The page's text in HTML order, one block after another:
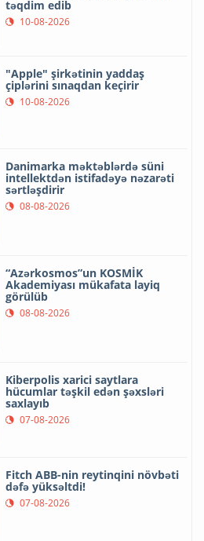
təqdim edib
10-08-2026
"Apple" şirkətinin yaddaş
çiplərini sınaqdan keçirir
10-08-2026
Danimarka məktəblərdə süni
intellektdən istifadəyə nəzarəti
sərtləşdirir
08-08-2026
“Azərkosmos”un KOSMİK
Akademiyası mükafata layiq
görülüb
08-08-2026
Kiberpolis xarici saytlara
hücumlar təşkil edən şəxsləri
saxlayıb
07-08-2026
Fitch ABB-nin reytinqini növbəti
dəfə yüksəltdi!
07-08-2026